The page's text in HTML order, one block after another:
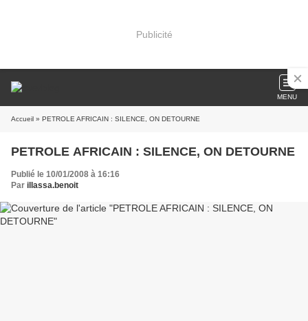
Publicité
MENU
Accueil » PETROLE AFRICAIN : SILENCE, ON DETOURNE
PETROLE AFRICAIN : SILENCE, ON DETOURNE
Publié le 10/01/2008 à 16:16
Par illassa.benoit